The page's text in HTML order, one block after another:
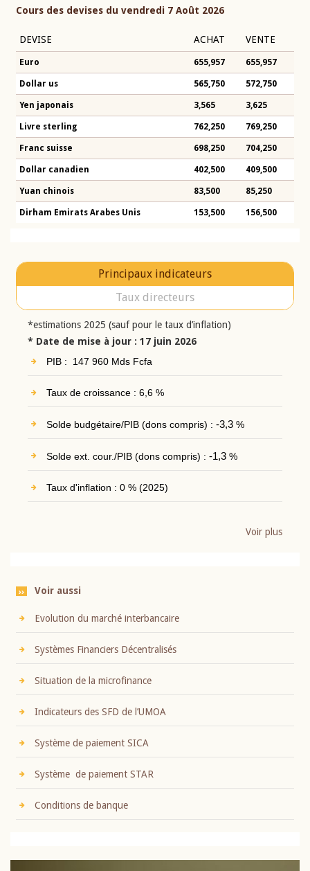
Cours des devises du vendredi 7 Août 2026
DEVISE ACHAT VENTE
Euro 655,957 655,957
Dollar us 565,750 572,750
Yen japonais 3,565 3,625
Livre sterling 762,250 769,250
Franc suisse 698,250 704,250
Dollar canadien 402,500 409,500
Yuan chinois 83,500 85,250
Dirham Emirats Arabes Unis 153,500 156,500
Principaux indicateurs
Taux directeurs
*estimations 2025 (sauf pour le taux d’inflation)
* Date de mise à jour : 17 juin 2026
PIB : 147 960 Mds Fcfa
Taux de croissance : 6,6 %
Solde budgétaire/PIB (dons compris) : -3,3%
Solde ext. cour./PIB (dons compris) : -1,3%
Taux d'inflation : 0 % (2025)
Voir plus
Voir aussi
Evolution du marché interbancaire
Systèmes Financiers Décentralisés
Situation de la microfinance
Indicateurs des SFD de l’UMOA
Système de paiement SICA
Système de paiement STAR
Conditions de banque